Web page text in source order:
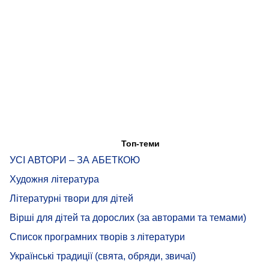
Топ-теми
УСІ АВТОРИ – ЗА АБЕТКОЮ
Художня література
Літературні твори для дітей
Вірші для дітей та дорослих (за авторами та темами)
Список програмних творів з літератури
Українські традиції (свята, обряди, звичаї)